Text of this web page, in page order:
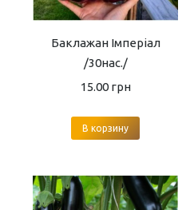
Баклажан Імперіал
/30нас./
15.00 грн
В корзину